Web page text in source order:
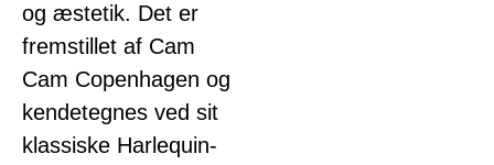
og æstetik. Det er
fremstillet af Cam
Cam Copenhagen og
kendetegnes ved sit
klassiske Harlequin-